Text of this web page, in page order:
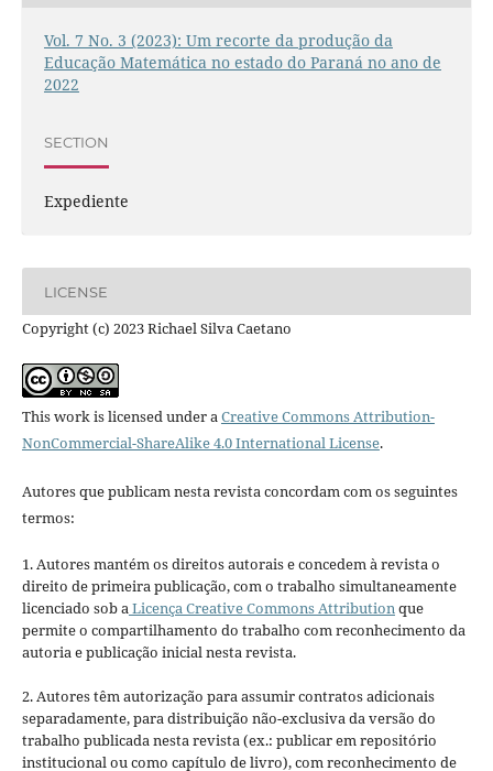
Vol. 7 No. 3 (2023): Um recorte da produção da
Educação Matemática no estado do Paraná no ano de
2022
SECTION
Expediente
LICENSE
Copyright (c) 2023 Richael Silva Caetano
This work is licensed under aCreative Commons Attribution-
NonCommercial-ShareAlike 4.0 International License.
Autores que publicam nesta revista concordam com os seguintes
termos:
1. Autores mantém os direitos autorais e concedem à revista o
direito de primeira publicação, com o trabalho simultaneamente
licenciado sob aLicença Creative Commons Attributionque
permite o compartilhamento do trabalho com reconhecimento da
autoria e publicação inicial nesta revista.
2. Autores têm autorização para assumir contratos adicionais
separadamente, para distribuição não-exclusiva da versão do
trabalho publicada nesta revista (ex.: publicar em repositório
institucional ou como capítulo de livro), com reconhecimento de